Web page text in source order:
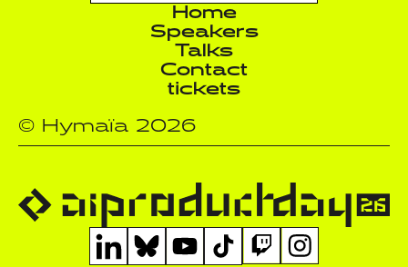
Home
Speakers
Talks
Contact
tickets
© Hymaïa 2026